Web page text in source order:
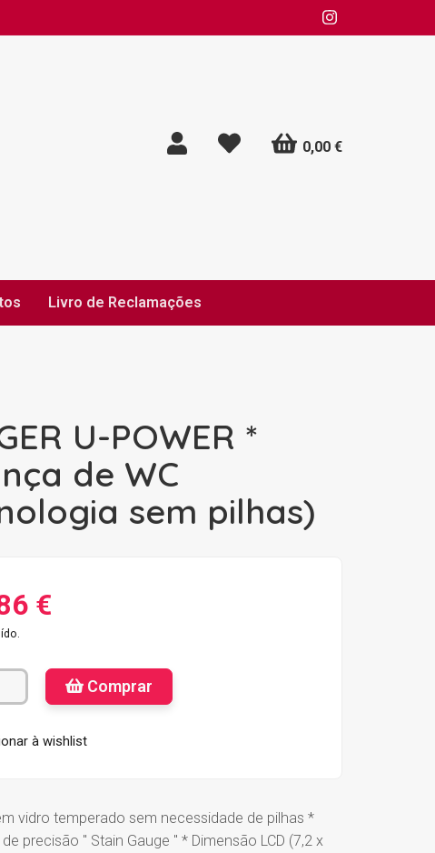
0,00 €
Livro de Reclamações
U-POWER *
de WC
sem pilhas)
€
Comprar
à wishlist
vidro temperado sem necessidade de pilhas *
precisão " Stain Gauge " * Dimensão LCD (7,2 x